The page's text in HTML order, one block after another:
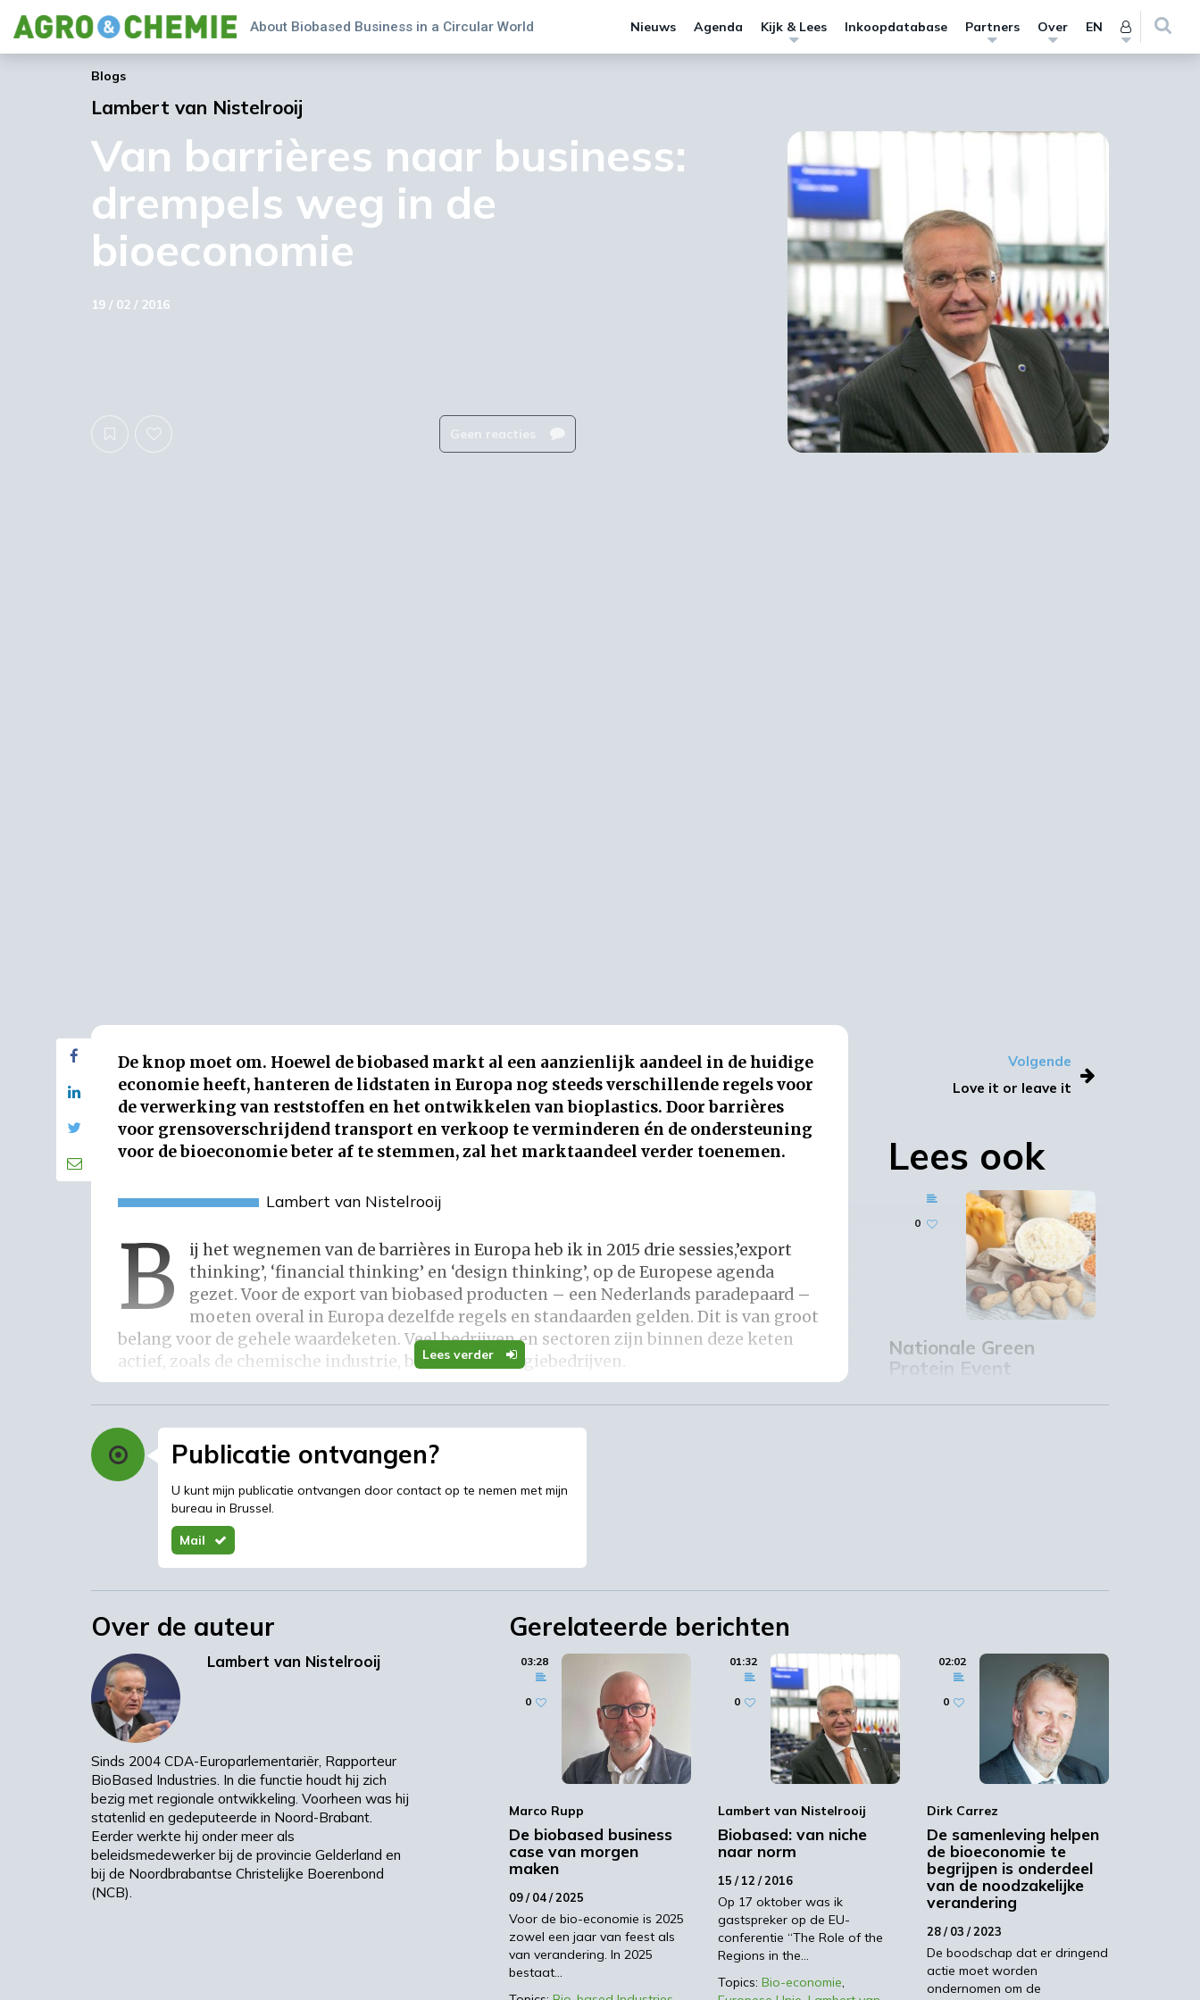
About Biobased Business in a Circular World Nieuws Agenda Kijk & Lees Inkoopdatabase Partners Over EN
Blogs
Lambert van Nistelrooij
Van barrières naar business:
drempels weg in de
bioeconomie
19 / 02 / 2016
Geen reacties
Lees verder
De knop moet om. Hoewel de biobased markt al een aanzienlijk aandeel in de huidige
economie heeft, hanteren de lidstaten in Europa nog steeds verschillende regels voor
de verwerking van reststoffen en het ontwikkelen van bioplastics. Door barrières
voor grensoverschrijdend transport en verkoop te verminderen én de ondersteuning
voor de bioeconomie beter af te stemmen, zal het marktaandeel verder toenemen.
Lambert van Nistelrooij
b
Bij het wegnemen van de barrières in Europa heb ik in 2015 drie sessies,’export
thinking’, ‘financial thinking’ en ‘design thinking’, op de Europese agenda
gezet. Voor de export van biobased producten – een Nederlands paradepaard –
moeten overal in Europa dezelfde regels en standaarden gelden. Dit is van groot
belang voor de gehele waardeketen. Veel bedrijven en sectoren zijn binnen deze keten
actief, zoals de chemische industrie, boeren en energiebedrijven.
Export thinking
Ook zijn fossiele brandstoffen in vergelijking met biobased materialen een
stuk goedkoper. Om de hogere kosten van biobased producten te verlagen, moet ook de
biobased industrie opgeschaald worden. Dit geldt ook voor de productie van
grondstoffen. Meer land moet hiervoor vrijkomen, zonder dat dit conflicteert met de
Industries in het Europees Parlement heb ik hiervoor een stevige basis gelegd.
Financial thinking
Banken zijn vooral gericht op investeringen met zo weinig mogelijk risico. Wanneer
goede resultaten waren geboekt, was de kans op een lening groter. Biobased projecten
maakten minder kans, omdat deze initiatieven risicovol zijn en daarnaast ook relatief
‘nieuw’. Daarvoor hebben we vanaf eind 2015 het Junckerfonds (EFSI) open gesteld.
Speciaal voor grote (samenwerking)projecten met een hoog risico. Belangrijk is u
hierover te informeren. U kunt terecht bij het NIA, het Nederlands
Investerings Agentschap.
Volgende
Love it or leave it
Lees ook
0
Nationale Green
Protein Event
17 / 01 / 2017
Publicatie ontvangen?
U kunt mijn publicatie ontvangen door contact op te nemen met mijn
bureau in Brussel.
Mail
Over de auteur
Lambert van Nistelrooij
Sinds 2004 CDA-Europarlementariër, Rapporteur
BioBased Industries. In die functie houdt hij zich
bezig met regionale ontwikkeling. Voorheen was hij
statenlid en gedeputeerde in Noord-Brabant.
Eerder werkte hij onder meer als
beleidsmedewerker bij de provincie Gelderland en
bij de Noordbrabantse Christelijke Boerenbond
(NCB).
Gerelateerde berichten
03:28
0
Marco Rupp
De biobased business
case van morgen
maken
09 / 04 / 2025
Voor de bio-economie is 2025
zowel een jaar van feest als
van verandering. In 2025
bestaat…
01:32
0
Lambert van Nistelrooij
Biobased: van niche
naar norm
15 / 12 / 2016
Op 17 oktober was ik
gastspreker op de EU-
conferentie “The Role of the
Regions in the…
Topics: Bio-economie,
02:02
0
Dirk Carrez
De samenleving helpen
de bioeconomie te
begrijpen is onderdeel
van de noodzakelijke
verandering
28 / 03 / 2023
De boodschap dat er dringend
actie moet worden
ondernomen om de